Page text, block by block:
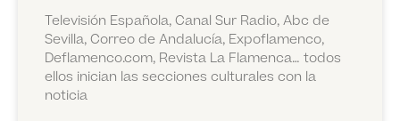
Televisión Española, Canal Sur Radio, Abc de
Sevilla, Correo de Andalucía, Expoflamenco,
Deflamenco.com, Revista La Flamenca… todos
ellos inician las secciones culturales con la
noticia